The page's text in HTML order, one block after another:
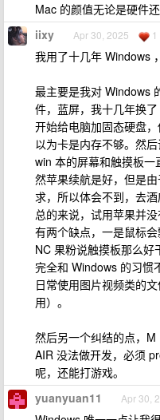
Mac 的颜值无论是硬件
iixy Apr 30, 2025 1
我用了十几年 Windows
最主要是我对 Windows
件，蓝屏，我十几年换
开始给电脑加固态硬盘
以为卡是内存不够。然
win 本的屏幕和触摸板
然苹果续航是好，但是
求，所以体会不到，去酒
总的来说，试用苹果并
有两个缺点，一是鼠标
NC 果粉说触摸板那么
完全和 Windows 的习惯
日常使用图片视频类的
用）。
然后另一个纠结的点，
AIR 没法做开发，必须
呢，还能打游戏。
yuanyuan11 Apr 30,